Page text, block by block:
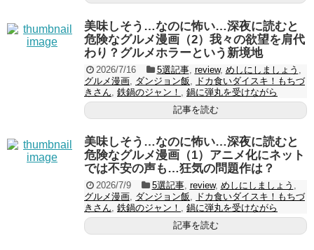
美味しそう…なのに怖い…深夜に読むと
危険なグルメ漫画（2）我々の欲望を肩代
わり？グルメホラーという新境地
2026/7/16 5選記事, review, めしにしましょう ,
グルメ漫画, ダンジョン飯, ドカ食いダイスキ！もちづ
きさん, 鉄鍋のジャン！ , 鍋に弾丸を受けながら
記事を読む
美味しそう…なのに怖い…深夜に読むと
危険なグルメ漫画（1）アニメ化にネット
では不安の声も…狂気の問題作は？
2026/7/9 5選記事, review, めしにしましょう ,
グルメ漫画, ダンジョン飯, ドカ食いダイスキ！もちづ
きさん, 鉄鍋のジャン！ , 鍋に弾丸を受けながら
記事を読む